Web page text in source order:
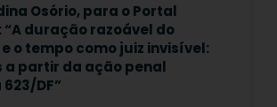
Osório, para o Portal
“A duração razoável do
o tempo como juiz invisível:
a partir da ação penal
DF”